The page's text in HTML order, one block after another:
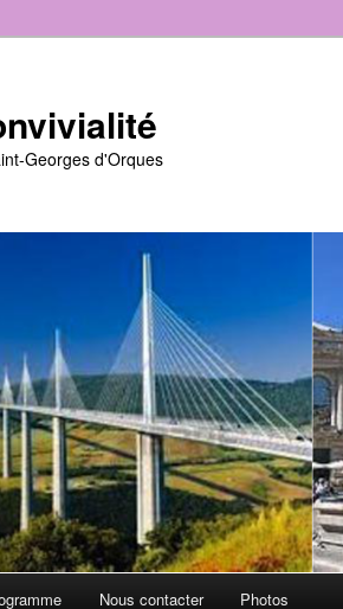
Georges d'Orques
Nous contacter Photos